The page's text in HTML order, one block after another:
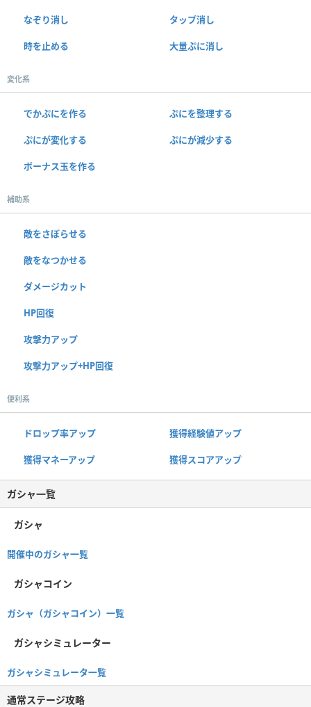
なぞり消し タップ消し
時を止める 大量ぷに消し
変化系
でかぷにを作る ぷにを整理する
ぷにが変化する ぷにが減少する
ボーナス玉を作る
補助系
敵をさぼらせる
敵をなつかせる
ダメージカット
HP回復
攻撃力アップ
攻撃力アップ+HP回復
便利系
ドロップ率アップ 獲得経験値アップ
獲得マネーアップ 獲得スコアアップ
ガシャ一覧
ガシャ
開催中のガシャ一覧
ガシャコイン
ガシャ（ガシャコイン）一覧
ガシャシミュレーター
ガシャシミュレータ一覧
通常ステージ攻略